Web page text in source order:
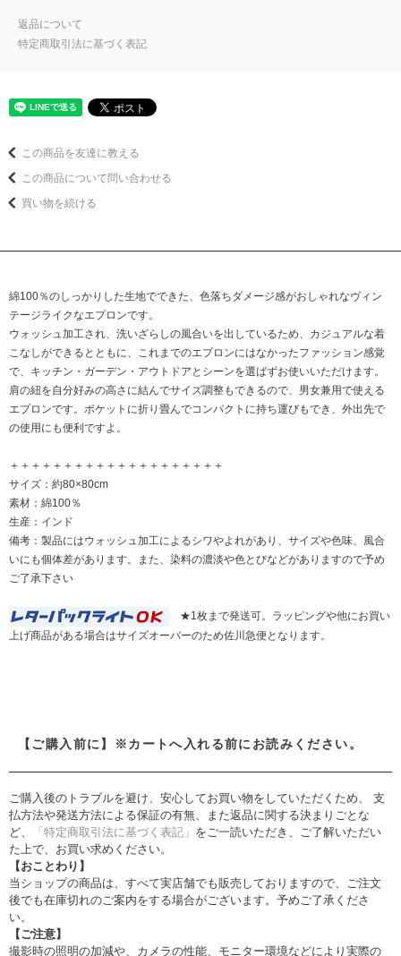
返品について
特定商取引法に基づく表記
この商品を友達に教える
この商品について問い合わせる
買い物を続ける
綿100％のしっかりした生地でできた、色落ちダメージ感がおしゃれなヴィン
テージライクなエプロンです。
ウォッシュ加工され、洗いざらしの風合いを出しているため、カジュアルな着
こなしができるとともに、これまでのエプロンにはなかったファッション感覚
で、キッチン・ガーデン・アウトドアとシーンを選ばずお使いいただけます。
肩の紐を自分好みの高さに結んでサイズ調整もできるので、男女兼用で使える
エプロンです。ポケットに折り畳んでコンパクトに持ち運びもでき、外出先で
の使用にも便利ですよ。
＋＋＋＋＋＋＋＋＋＋＋＋＋＋＋＋＋＋＋＋
サイズ：約80×80cm
素材：綿100％
生産：インド
備考：製品にはウォッシュ加工によるシワやよれがあり、サイズや色味、風合
いにも個体差があります。また、染料の濃淡や色とびなどがありますので予め
ご了承下さい
★1枚まで発送可。ラッピングや他にお買い
上げ商品がある場合はサイズオーバーのため佐川急便となります。
【ご購入前に】※カートへ入れる前にお読みください。
ご購入後のトラブルを避け、安心してお買い物をしていただくため、 支
払方法や発送方法による保証の有無、また返品に関する決まりごとな
ど、
「特定商取引法に基づく表記」 をご一読いただき、ご了解いただい
た上で、お買い求めください。
【おことわり】
当ショップの商品は、すべて実店舗でも販売しておりますので、ご注文
後でも在庫切れのご案内をする場合がございます。予めご了承くださ
い。
【ご注意】
撮影時の照明の加減や、カメラの性能、モニター環境などにより実際の